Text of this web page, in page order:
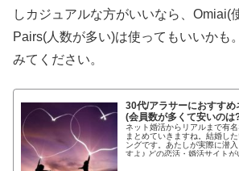
しカジュアルな方がいいなら、Omiai(
Pairs(人数が多い)は使ってもいいかも
みてください。
30代/アラサーにおすす
(会員数が多くて安いのは
ネット婚活からリアルまで有
まとめていきますね。結婚し
ングです。あたしが実際に潜
すよ♪ どの恋活・婚活サイトがいいのか違いもわかるよう